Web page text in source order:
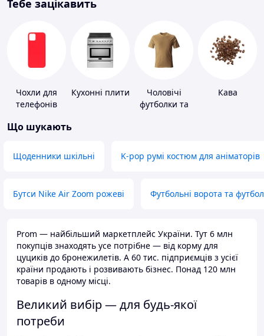
Тебе зацікавить
Чохли для
телефонів
Кухонні плити
Чоловічі
футболки та
Кава
Що шукають
Щоденники шкільні K-pop румі костюм для аніматорів
Бутси Nike Air Zoom рожеві Футбольні ворота та
Prom — найбільший маркетплейс України. Тут 6 млн
покупців знаходять усе потрібне — від корму для
цуциків до бронежилетів. А 60 тис. підприємців з усієї
країни продають і розвивають бізнес. Понад 120 млн
товарів в одному місці.
Великий вибір — для будь-якої
потреби